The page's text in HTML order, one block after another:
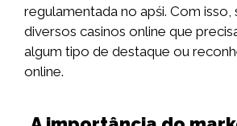
regulamentada no apśi. Com isso,
diversos casinos online que
algum tipo de destaque ou
online.